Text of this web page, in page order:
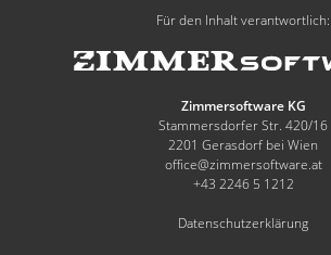
Für den Inhalt verantwortlich:
Zimmersoftware KG
Stammersdorfer Str. 420/16
2201 Gerasdorf bei Wien
office@zimmersoftware.at
+43 2246 5 1212
Datenschutzerklärung